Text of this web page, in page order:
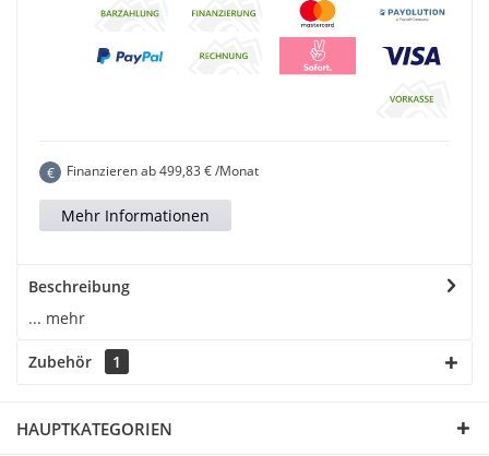
€ Finanzieren ab499,83 € /Monat
Mehr Informationen
Beschreibung
... mehr
Zubehör 1
HAUPTKATEGORIEN